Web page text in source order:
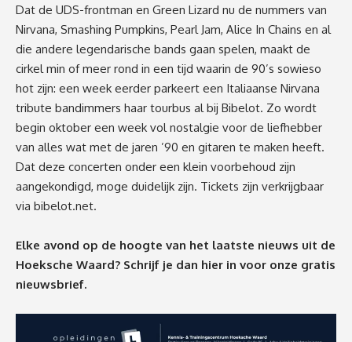
Dat de UDS-frontman en Green Lizard nu de nummers van
Nirvana, Smashing Pumpkins, Pearl Jam, Alice In Chains en al
die andere legendarische bands gaan spelen, maakt de
cirkel min of meer rond in een tijd waarin de 90’s sowieso
hot zijn: een week eerder parkeert een Italiaanse Nirvana
tribute bandimmers haar tourbus al bij Bibelot. Zo wordt
begin oktober een week vol nostalgie voor de liefhebber
van alles wat met de jaren ’90 en gitaren te maken heeft.
Dat deze concerten onder een klein voorbehoud zijn
aangekondigd, moge duidelijk zijn. Tickets zijn verkrijgbaar
via bibelot.net.
Elke avond op de hoogte van het laatste nieuws uit de
Hoeksche Waard? Schrijf je dan hier in voor onze gratis
nieuwsbrief.